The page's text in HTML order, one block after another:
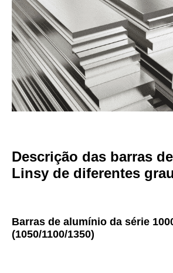
Descrição das barras
Linsy de diferentes
Barras de alumínio da série
(1050/1100/1350)